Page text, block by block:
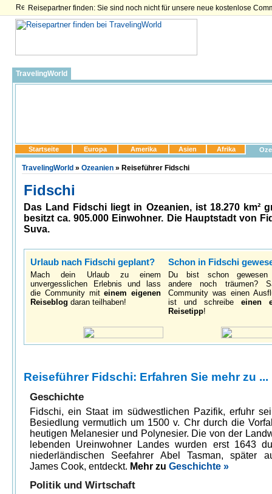
Reisepartner finden: Sie sind noch nicht für unsere neue kostenlose
TravelingWorld
Startseite Europa Amerika Asien Afrika
TravelingWorld » Ozeanien » Reiseführer Fidschi
Fidschi
Das Land Fidschi liegt in Ozeanien, ist 18.270 km²
besitzt ca. 905.000 Einwohner. Die Hauptstadt von
Suva.
Urlaub nach Fidschi geplant?
Mach dein Urlaub zu einem
unvergesslichen Erlebnis und lass
die Community miteinem eigenen
Reiseblog daran teilhaben!
Schon in Fidschi
Du bist schon gewesen
andere noch träumen?
Community was einen
ist und schreibe einen
Reisetipp!
Reiseführer Fidschi: Erfahren Sie mehr zu ...
Geschichte
Fidschi, ein Staat im südwestlichen Pazifik, erfuhr
Besiedlung vermutlich um 1500 v. Chr durch die
heutigen Melanesier und Polynesier. Die von der
lebenden Ureinwohner Landes wurden erst 1643
niederländischen Seefahrer Abel Tasman, später
James Cook, entdeckt. Mehr zu Geschichte »
Politik und Wirtschaft